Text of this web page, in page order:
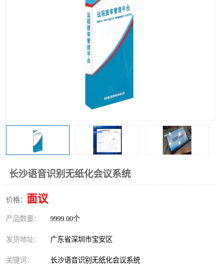
长沙语音识别无纸化会议系统
价格： 面议
产品数量： 9999.00个
发货地址： 广东省深圳市宝安区
关键词： 长沙语音识别无纸化会议系统